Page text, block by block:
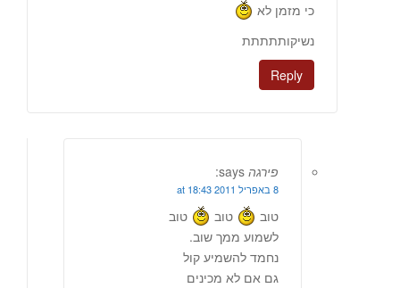
כי מזמן לא
נשיקותתתתת
Reply
פירגה says:
8 באפריל 2011 at 18:43
טוב טוב
טוב
לשמוע ממך שוב.
נחמד להשמיע קול
גם אם לא מכינים